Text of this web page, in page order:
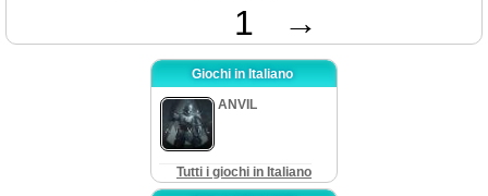
1 →
Giochi in Italiano
ANVIL
Tutti i giochi in Italiano